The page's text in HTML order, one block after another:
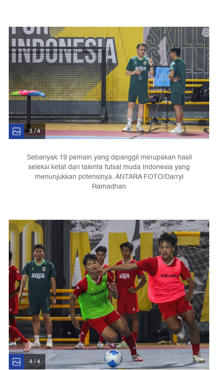
3 / 4
Sebanyak 19 pemain yang dipanggil merupakan hasil
seleksi ketat dari talenta futsal muda Indonesia yang
menunjukkan potensinya. ANTARA FOTO/Darryl
Ramadhan
4 / 4